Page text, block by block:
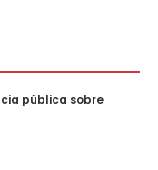
pública sobre